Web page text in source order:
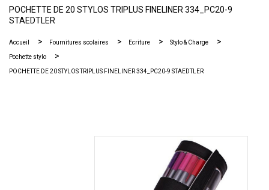
POCHETTE DE 20 STYLOS TRIPLUS FINELINER 334_PC20-9
STAEDTLER
Accueil Fournitures scolaires Ecriture Stylo & Charge
Pochette stylo
POCHETTE DE 20 STYLOS TRIPLUS FINELINER 334_PC20-9 STAEDTLER